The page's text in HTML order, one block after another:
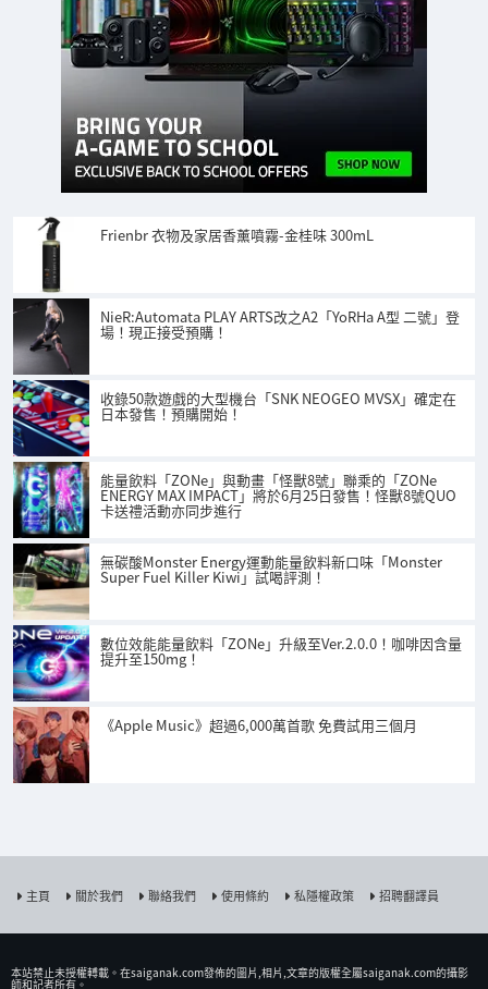
Frienbr 衣物及家居香薰噴霧-金桂味 300mL
NieR:Automata PLAY ARTS改之A2「YoRHa A型 二號」登
場！現正接受預購！
收錄50款遊戲的大型機台「SNK NEOGEO MVSX」確定在
日本發售！預購開始！
能量飲料「ZONe」與動畫「怪獸8號」聯乘的「ZONe
ENERGY MAX IMPACT」將於6月25日發售！怪獸8號QUO
卡送禮活動亦同步進行
無碳酸Monster Energy運動能量飲料新口味「Monster
Super Fuel Killer Kiwi」試喝評測！
數位效能能量飲料「ZONe」升級至Ver.2.0.0！咖啡因含量
提升至150mg！
《Apple Music》超過6,000萬首歌 免費試用三個月
主頁 關於我們 聯絡我們 使用條約 私隱權政策 招聘翻譯員
本站禁止未授權𨍭載。在saiganak.com發佈的圖片,相片,文章的版權全屬saiganak.com的攝影
師和記者所有。